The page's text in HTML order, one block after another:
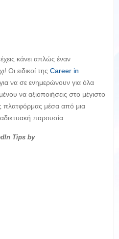
κάνει απλώς έναν
Οι ειδικοί της Career in
για να σε ενημερώνουν για όλα
να αξιοποιήσεις στο μέγιστο
πλατφόρμας μέσα από μια
παρουσία.
Tips by